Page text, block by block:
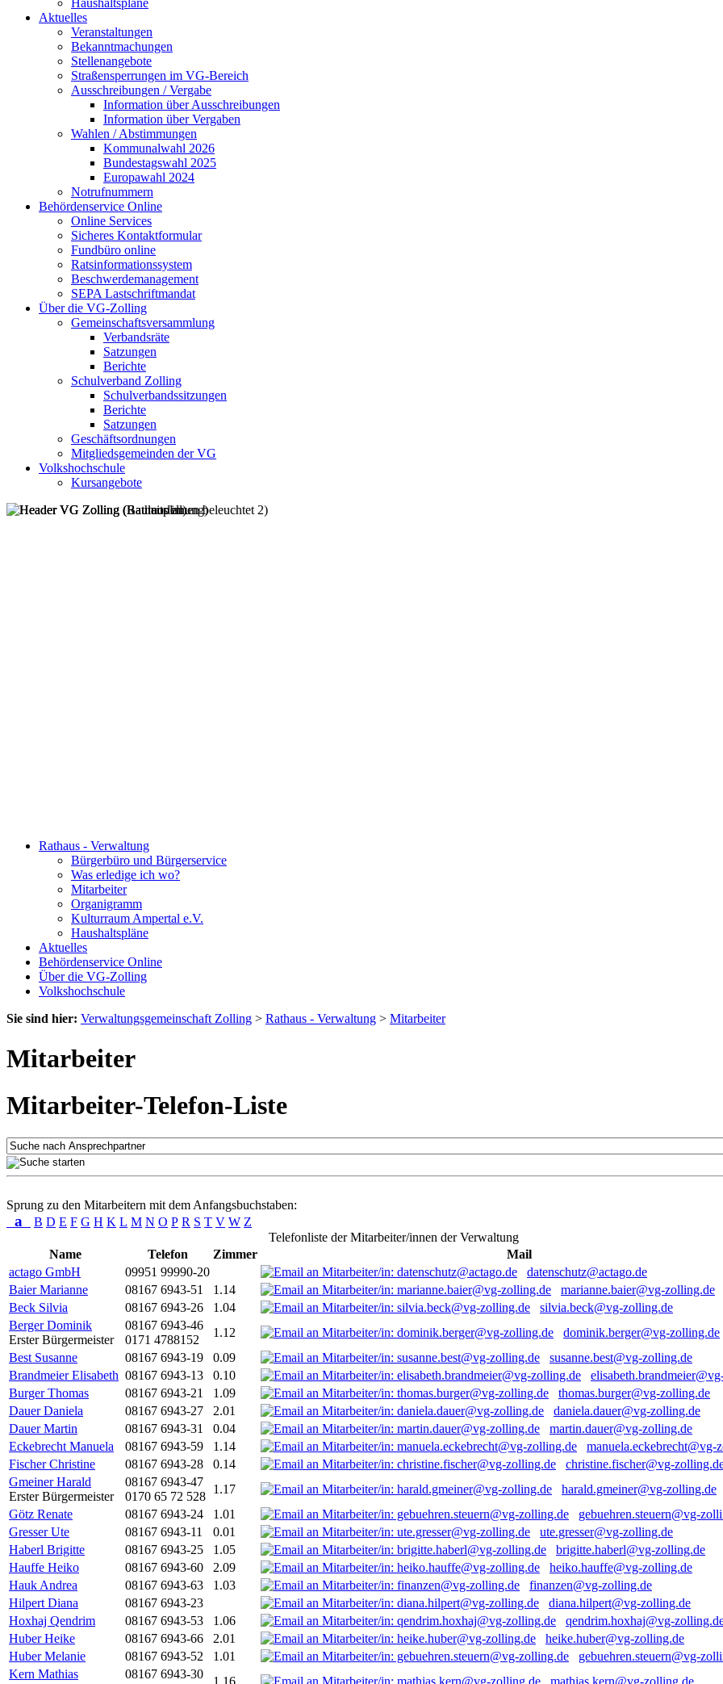
Haushaltspläne
Aktuelles
Veranstaltungen
Bekanntmachungen
Stellenangebote
Straßensperrungen im VG-Bereich
Ausschreibungen / Vergabe
Information über Ausschreibungen
Information über Vergaben
Wahlen / Abstimmungen
Kommunalwahl 2026
Bundestagswahl 2025
Europawahl 2024
Notrufnummern
Behördenservice Online
Online Services
Sicheres Kontaktformular
Fundbüro online
Ratsinformationssystem
Beschwerdemanagement
SEPA Lastschriftmandat
Über die VG-Zolling
Gemeinschaftsversammlung
Verbandsräte
Satzungen
Berichte
Schulverband Zolling
Schulverbandssitzungen
Berichte
Satzungen
Geschäftsordnungen
Mitgliedsgemeinden der VG
Volkshochschule
Kursangebote
Rathaus - Verwaltung
Bürgerbüro und Bürgerservice
Was erledige ich wo?
Mitarbeiter
Organigramm
Kulturraum Ampertal e.V.
Haushaltspläne
Aktuelles
Behördenservice Online
Über die VG-Zolling
Volkshochschule
Sie sind hier: Verwaltungsgemeinschaft Zolling > Rathaus - Verwaltung > Mitarbeiter
Mitarbeiter
Mitarbeiter-Telefon-Liste
Sprung zu den Mitarbeitern mit dem Anfangsbuchstaben:
a B D E F G H K L M N O P R S T V W Z
Telefonliste der Mitarbeiter/innen der Verwaltung
Name
Telefon Zimmer
Mail
actago GmbH
09951 99990-20
datenschutz@actago.de
Baier Marianne
08167 6943-51 1.14
marianne.baier@vg-zolling.de
Beck Silvia
08167 6943-26 1.04
silvia.beck@vg-zolling.de
Berger Dominik
Erster Bürgermeister
08167 6943-46
0171 4788152
1.12
dominik.berger@vg-zolling.de
Best Susanne
08167 6943-19 0.09
susanne.best@vg-zolling.de
Brandmeier Elisabeth 08167 6943-13 0.10
Burger Thomas
08167 6943-21 1.09
thomas.burger@vg-zolling.de
Dauer Daniela
08167 6943-27 2.01
daniela.dauer@vg-zolling.de
Dauer Martin
08167 6943-31 0.04
martin.dauer@vg-zolling.de
Eckebrecht Manuela
08167 6943-59 1.14
manuela.eckebrecht@vg-
Fischer Christine
08167 6943-28 0.14
christine.fischer@vg-
Gmeiner Harald
Erster Bürgermeister
08167 6943-47
0170 65 72 528
1.17
harald.gmeiner@vg-zolling.de
Götz Renate
08167 6943-24 1.01
gebuehren.steuern@vg-
Gresser Ute
08167 6943-11 0.01
ute.gresser@vg-zolling.de
Haberl Brigitte
08167 6943-25 1.05
brigitte.haberl@vg-zolling.de
Hauffe Heiko
08167 6943-60 2.09
heiko.hauffe@vg-zolling.de
Hauk Andrea
08167 6943-63 1.03
finanzen@vg-zolling.de
Hilpert Diana
08167 6943-23
diana.hilpert@vg-zolling.de
Hoxhaj Qendrim
08167 6943-53 1.06
qendrim.hoxhaj@vg-
Huber Heike
08167 6943-66 2.01
heike.huber@vg-zolling.de
Huber Melanie
08167 6943-52 1.01
gebuehren.steuern@vg-
Kern Mathias
08167 6943-30